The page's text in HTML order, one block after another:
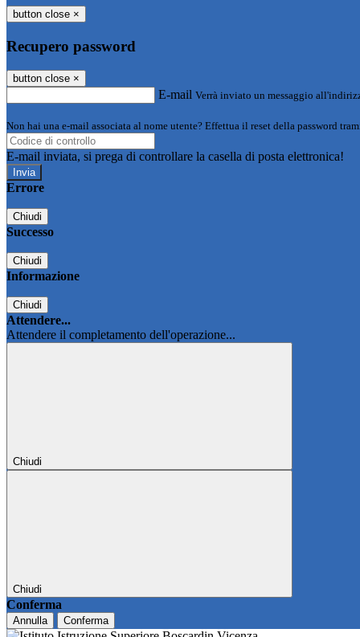
button close ×
Recupero password
button close ×
E-mail Verrà inviato un messaggio
Non hai una e-mail associata al nome utente? Effettua il reset della password
E-mail inviata, si prega di controllare la casella di posta elettronica!
Errore
Chiudi
Successo
Chiudi
Informazione
Chiudi
Attendere...
Attendere il completamento dell'operazione...
Chiudi
Chiudi
Conferma
Annulla Conferma